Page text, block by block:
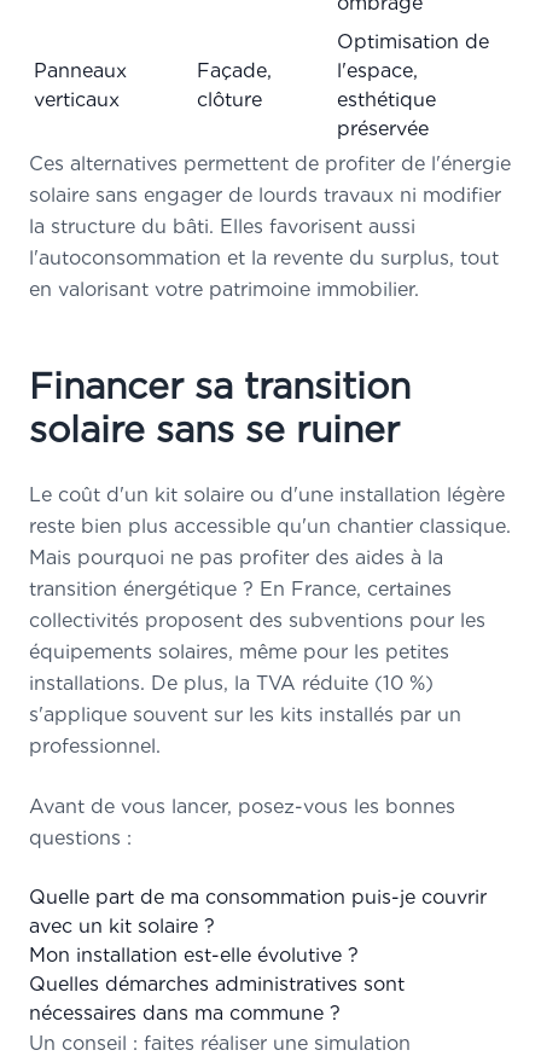
Panneaux
verticaux
Façade,
clôture
Optimisation de
l'espace,
esthétique
préservée
Ces alternatives permettent de profiter de l'énergie
solaire sans engager de lourds travaux ni modifier
la structure du bâti. Elles favorisent aussi
l'autoconsommation et la revente du surplus, tout
en valorisant votre patrimoine immobilier.
Financer sa transition
solaire sans se ruiner
Le coût d'un kit solaire ou d'une installation légère
reste bien plus accessible qu'un chantier classique.
Mais pourquoi ne pas profiter des aides à la
transition énergétique ? En France, certaines
collectivités proposent des subventions pour les
équipements solaires, même pour les petites
installations. De plus, la TVA réduite (10 %)
s'applique souvent sur les kits installés par un
professionnel.
Avant de vous lancer, posez-vous les bonnes
questions :
Quelle part de ma consommation puis-je couvrir
avec un kit solaire ?
Mon installation est-elle évolutive ?
Quelles démarches administratives sont
nécessaires dans ma commune ?
Un conseil : faites réaliser une simulation